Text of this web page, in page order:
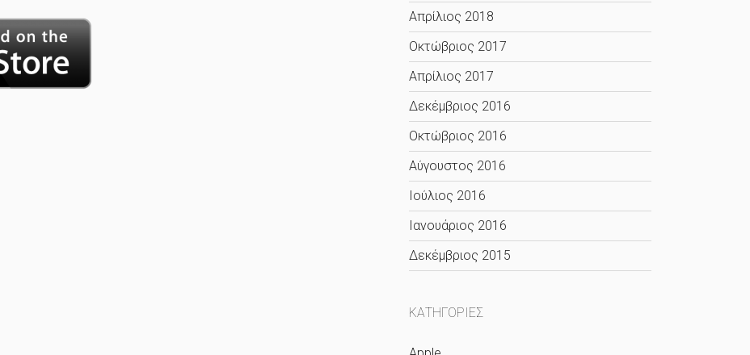
Απρίλιος 2018
Οκτώβριος 2017
Απρίλιος 2017
Δεκέμβριος 2016
Οκτώβριος 2016
Αύγουστος 2016
Ιούλιος 2016
Ιανουάριος 2016
Δεκέμβριος 2015
KΑΤΗΓΟΡΊΕΣ